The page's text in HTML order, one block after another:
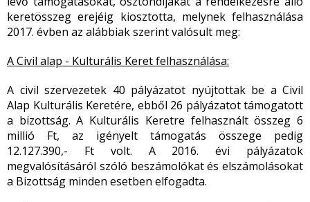
keretösszeg erejéig kiosztotta, melynek felhasználása
2017. évben az alábbiak szerint valósult meg:
A Civil alap - Kulturális Keret felhasználása:
A civil szervezetek 40 pályázatot nyújtottak be a Civil
Alap Kulturális Keretére, ebből 26 pályázatot támogatott
a bizottság. A Kulturális Keretre felhasznált összeg 6
millió Ft, az igényelt támogatás összege pedig
12.127.390,- Ft volt. A 2016. évi pályázatok
megvalósításáról szóló beszámolókat és elszámolásokat
a Bizottság minden esetben elfogadta.